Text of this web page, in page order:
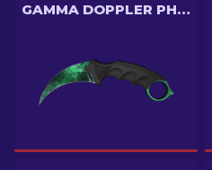
GAMMA DOPPLER PHASE 2